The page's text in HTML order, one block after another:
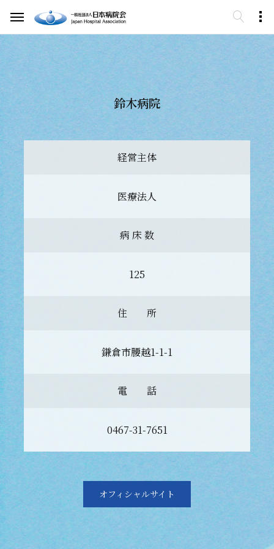
鈴木病院
経営主体
医療法人
病 床 数
125
住 所
鎌倉市腰越1-1-1
電 話
0467-31-7651
オフィシャルサイト